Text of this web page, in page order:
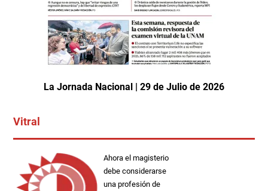
La Jornada Nacional | 29 de Julio de 2026
Vitral
Ahora el magisterio
debe considerarse
una profesión de